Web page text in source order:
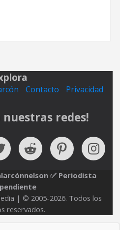
Contacto Privacidad
nuestras redes!
✅ Periodista
| © 2005-2026. Todos los
reservados.